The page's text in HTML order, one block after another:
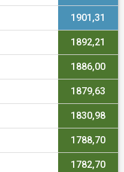
1901,31
1892,21
1886,00
1879,63
1830,98
1788,70
1782,70